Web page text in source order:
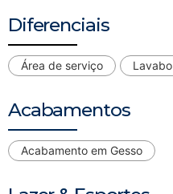
Diferenciais
Área de serviço Lavabo
Acabamentos
Acabamento em Gesso